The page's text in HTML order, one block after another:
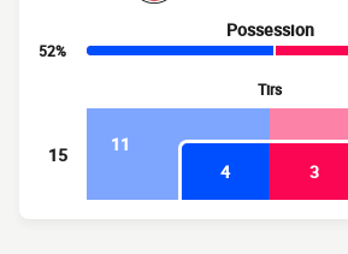
Possession
52%
Tirs
15 11
4
3